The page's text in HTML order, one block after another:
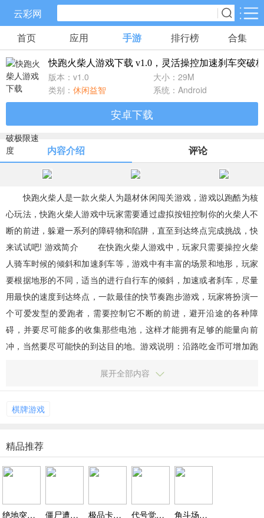
云彩网
手游分类 应用分类
卡牌回合
631款手游
202款手游
0款手游
飞行射击
策略塔防
体育竞速
冒险解谜
模拟经营
45款手游
音乐舞蹈
2款手游
儿童教育
3款手游
首页 应用 手游 排行榜 合集
快跑火柴人游戏下载 v1.0，灵活操控加速刹车突破
版本：v1.0
大小：29M
类别： 休闲益智 系统：Android
安卓下载
内容介绍 评论
快跑火柴人是一款火柴人为题材休闲闯关游戏，游戏以跑酷为核
心玩法，快跑火柴人游戏中玩家需要通过虚拟按钮控制你的火柴人不
断的前进，躲避一系列的障碍物和陷阱，直至到达终点完成挑战，快
来试试吧! 游戏简介 在快跑火柴人游戏中，玩家只需要操控火柴
人骑车时候的倾斜和加速刹车等，游戏中有丰富的场景和地形，玩家
要根据地形的不同，适当的进行自行车的倾斜，加速或者刹车，尽量
用最快的速度到达终点，一款最佳的快节奏跑步游戏，玩家将扮演一
个可爱发型的爱跑者，需要控制它不断的前进，避开沿途的各种障
碍，并要尽可能多的收集那些电池，这样才能拥有足够的能量向前
冲，当然要尽可能快的到达目的地。游戏说明：沿路吃金币可增加跑
展开全部内容
棋牌游戏
精品推荐
绝地突击战场游戏下载,丰富装备体验真实射击手感 僵尸遭遇战游戏下载中文版,利用精湛枪法释放压力畅爽对决 极品卡车手游下载,高效完成任务解锁丰厚奖励 代号觉醒v1.3 最新版，十二古国联盟对抗虚空生物全新体验 角斗场游戏下载 v1.0,畅享丰富英雄与武器挑战